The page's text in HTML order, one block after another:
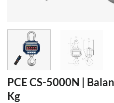
PCE CS-5000N |
Kg